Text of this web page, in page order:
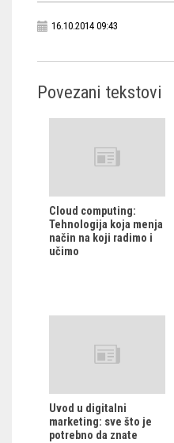
16.10.2014 09:43
Povezani tekstovi
Cloud computing:
Tehnologija koja menja
način na koji radimo i
učimo
Uvod u digitalni
marketing: sve što je
potrebno da znate